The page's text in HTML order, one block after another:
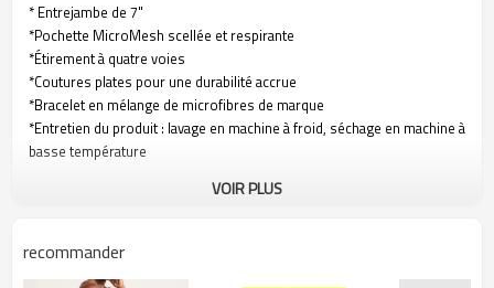
* Entrejambe de 7"
*Pochette MicroMesh scellée et respirante
*Étirement à quatre voies
*Coutures plates pour une durabilité accrue
*Bracelet en mélange de microfibres de marque
*Entretien du produit : lavage en machine à froid, séchage en machine à
basse température
VOIR PLUS
recommander